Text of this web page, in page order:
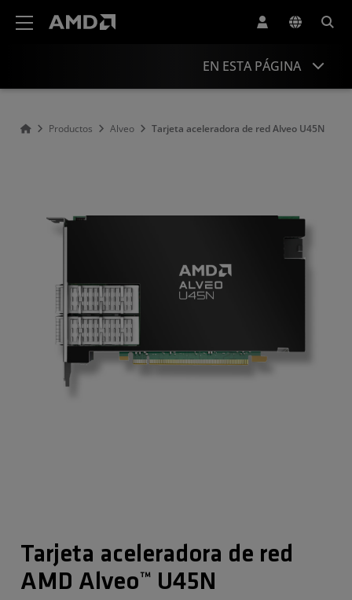
EN ESTA PÁGINA
Diseño de referencia
Recursos
Productos Alveo Tarjeta aceleradora de red Alveo U45N
Tarjeta aceleradora de red
AMD Alveo™ U45N